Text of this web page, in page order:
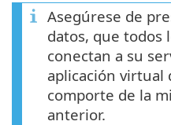
Asegúrese de
datos, que todos
conectan a su
aplicación virtual
comporte de la
anterior.